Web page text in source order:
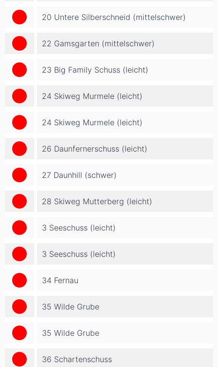
20 Untere Silberschneid (mittelschwer)
22 Gamsgarten (mittelschwer)
23 Big Family Schuss (leicht)
24 Skiweg Murmele (leicht)
24 Skiweg Murmele (leicht)
26 Daunfernerschuss (leicht)
27 Daunhill (schwer)
28 Skiweg Mutterberg (leicht)
3 Seeschuss (leicht)
3 Seeschuss (leicht)
34 Fernau
35 Wilde Grube
35 Wilde Grube
36 Schartenschuss